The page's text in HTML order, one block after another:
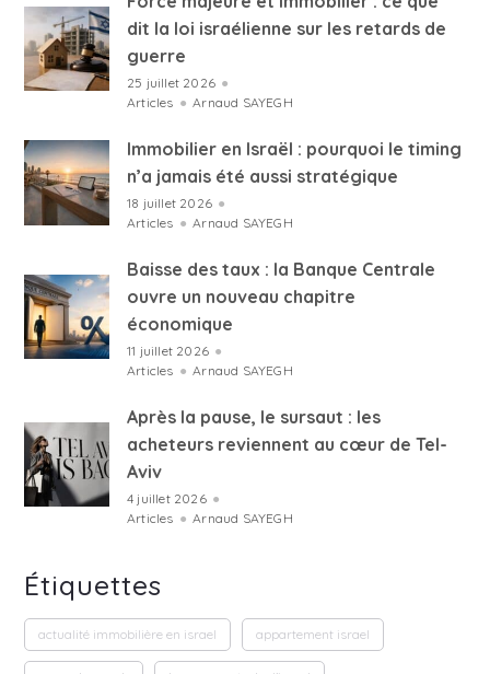
dit la loi israélienne sur les retards de
guerre
25 juillet 2026 ●
Articles ● Arnaud SAYEGH
Immobilier en Israël : pourquoi le timing
n’a jamais été aussi stratégique
18 juillet 2026 ●
Articles ● Arnaud SAYEGH
Baisse des taux : la Banque Centrale
ouvre un nouveau chapitre
économique
11 juillet 2026 ●
Articles ● Arnaud SAYEGH
Après la pause, le sursaut : les
acheteurs reviennent au cœur de Tel-
Aviv
4 juillet 2026 ●
Articles ● Arnaud SAYEGH
Étiquettes
actualité immobilière en israel appartement israel